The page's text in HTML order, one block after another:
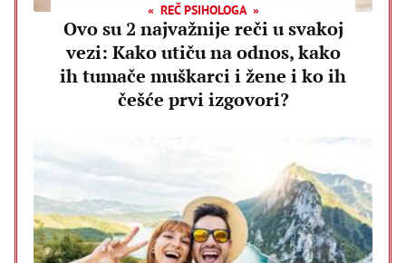
REČ PSIHOLOGA
Ovo su 2 najvažnije reči u svakoj
vezi: Kako utiču na odnos, kako
ih tumače muškarci i žene i ko ih
češće prvi izgovori?